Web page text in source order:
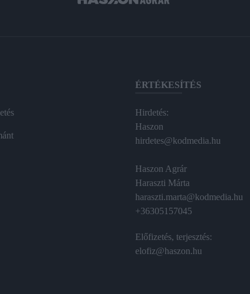
ÉRTÉKESÍTÉS
Hirdetés:
Haszon
hirdetes@kodmedia.hu
Haszon Agrár
Haraszti Márta
haraszti.marta@kodmedia.hu
+36305157045
Előfizetés, terjesztés:
elofiz@haszon.hu